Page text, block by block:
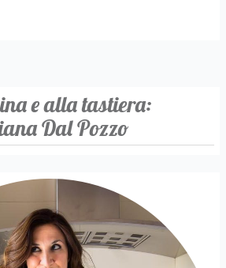
e alla tastiera:
Dal Pozzo